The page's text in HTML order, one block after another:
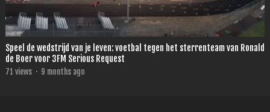
Speel de wedstrijd van je leven: voetbal tegen het sterrenteam van Ronald
de Boer voor 3FM Serious Request
71 views · 9 months ago